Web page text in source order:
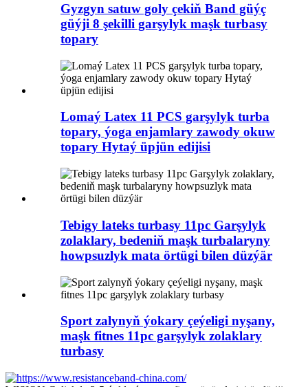
Gyzgyn satuw goly çekiň Band güýç
güýji 8 şekilli garşylyk maşk turbasy
topary
Lomaý Latex 11 PCS garşylyk turba
topary, ýoga enjamlary zawody okuw
topary Hytaý üpjün edijisi
Tebigy lateks turbasy 11pc Garşylyk
zolaklary, bedeniň maşk turbalaryny
howpsuzlyk mata örtügi bilen düzýär
Sport zalynyň ýokary çeýeligi nyşany,
maşk fitnes 11pc garşylyk zolaklary
turbasy